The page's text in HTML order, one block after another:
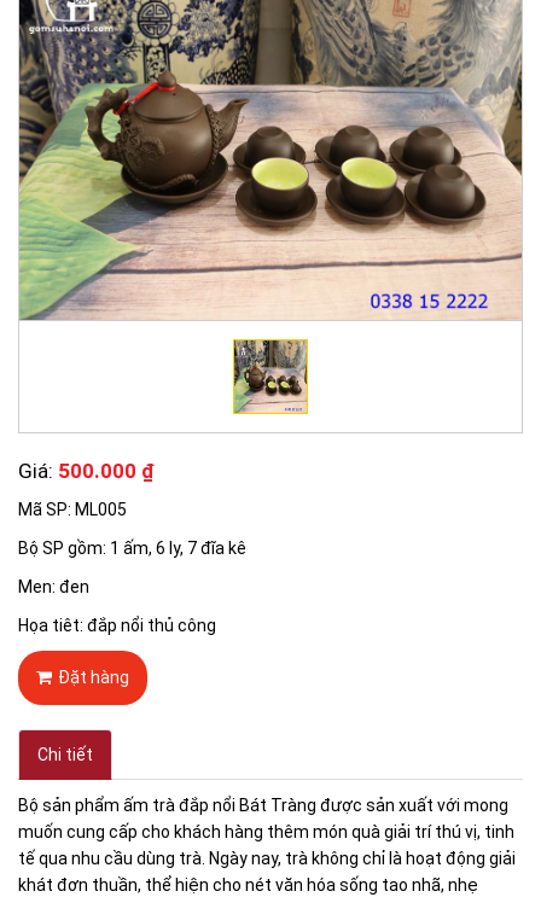
Giá: 500.000 ₫
Mã SP: ML005
Bộ SP gồm: 1 ấm, 6 ly, 7 đĩa kê
Men: đen
Họa tiêt: đắp nổi thủ công
Đặt hàng
Chi tiết
Bộ sản phẩm ấm trà đắp nổi Bát Tràng được sản xuất với mong
muốn cung cấp cho khách hàng thêm món quà giải trí thú vị, tinh
tế qua nhu cầu dùng trà. Ngày nay, trà không chỉ là hoạt động giải
khát đơn thuần, thể hiện cho nét văn hóa sống tao nhã, nhẹ